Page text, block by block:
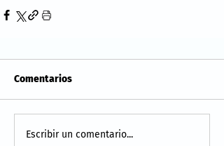
Comentarios
Escribir un comentario...